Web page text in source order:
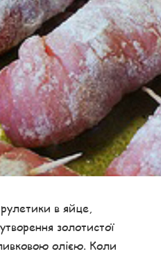
рулетики в яйце,
золотистої
олією. Коли